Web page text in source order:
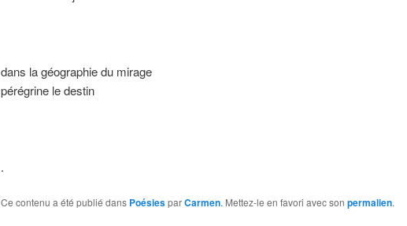
dans la géographie du mirage
pérégrine le destin
.
Ce contenu a été publié dans PoésiesparCarmen. Mettez-le en favori avec son permalien.